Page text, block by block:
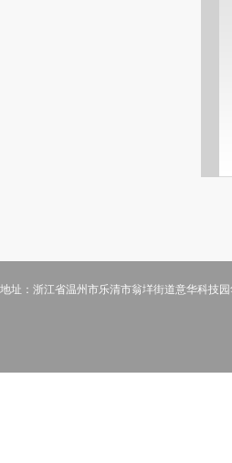
地址：浙江省温州市乐清市翁垟街道意华科技